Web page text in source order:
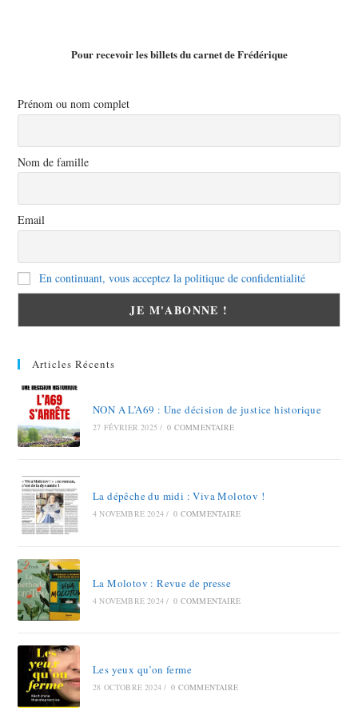
Pour recevoir les billets du carnet de Frédérique
Prénom ou nom complet
Nom de famille
Email
En continuant, vous acceptez la politique de confidentialité
Articles Récents
NON A L’A69 : Une décision de justice historique
27 FÉVRIER 2025 / 0 COMMENTAIRE
La dépêche du midi : Viva Molotov !
4 NOVEMBRE 2024 / 0 COMMENTAIRE
La Molotov : Revue de presse
4 NOVEMBRE 2024 / 0 COMMENTAIRE
Les yeux qu’on ferme
28 OCTOBRE 2024 / 0 COMMENTAIRE